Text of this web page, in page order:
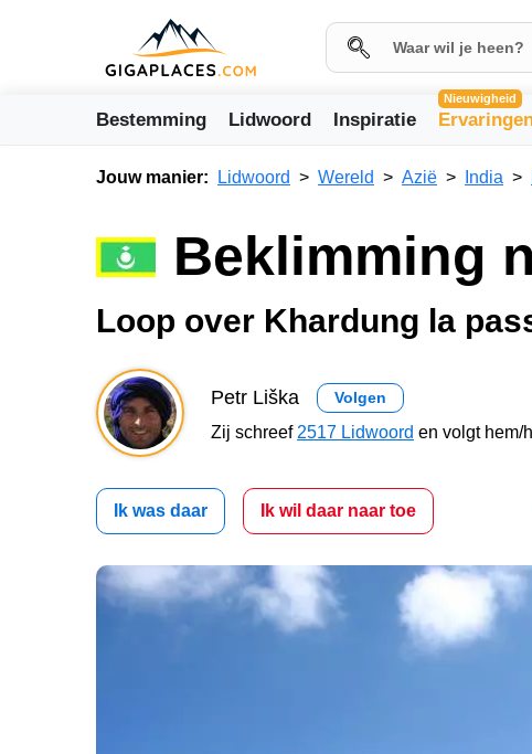
Bestemming Lidwoord Inspiratie
Nieuwigheid
Jouw manier: Lidwoord Wereld Azië India
Beklimming
Loop over Khardung la
Petr Liška Volgen
Zij schreef 2517 Lidwoord en volgt hem/
Ik was daar Ik wil daar naar toe